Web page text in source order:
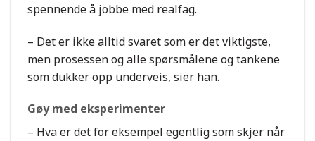
spennende å jobbe med realfag.
– Det er ikke alltid svaret som er det viktigste,
men prosessen og alle spørsmålene og tankene
som dukker opp underveis, sier han.
Gøy med eksperimenter
– Hva er det for eksempel egentlig som skjer når